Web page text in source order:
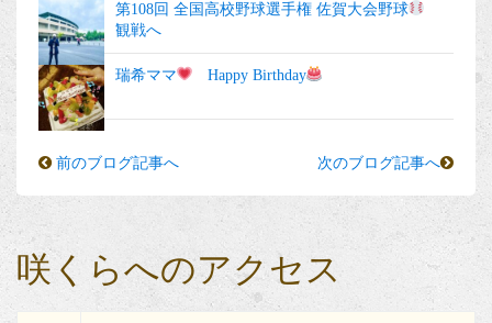
第108回 全国高校野球選手権 佐賀大会野球
観戦へ
瑞希ママ Happy Birthday
前のブログ記事へ 次のブログ記事へ
咲くらへのアクセス